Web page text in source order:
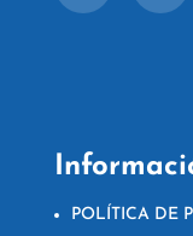
POLÍTICA DE